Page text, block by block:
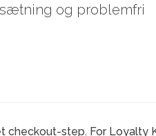
og problemfri
checkout-step. For Loyalty